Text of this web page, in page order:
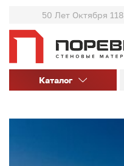
50 Лет Октября 118
Каталог